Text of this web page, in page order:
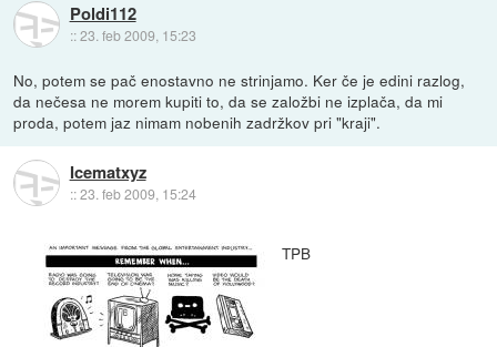
Poldi112
::23. feb 2009, 15:23
No, potem se pač enostavno ne strinjamo. Ker če je edini razlog,
da nečesa ne morem kupiti to, da se založbi ne izplača, da mi
proda, potem jaz nimam nobenih zadržkov pri "kraji".
Icematxyz
::23. feb 2009, 15:24
TPB